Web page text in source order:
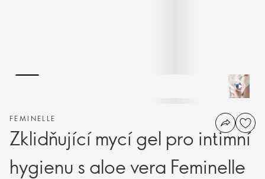
FEMINELLE
Zklidňující mycí gel pro intimní
hygienu s aloe vera Feminelle